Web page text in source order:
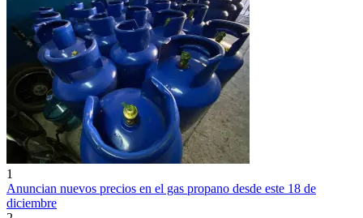
1
Anuncian nuevos precios en el gas propano desde este 18 de
diciembre